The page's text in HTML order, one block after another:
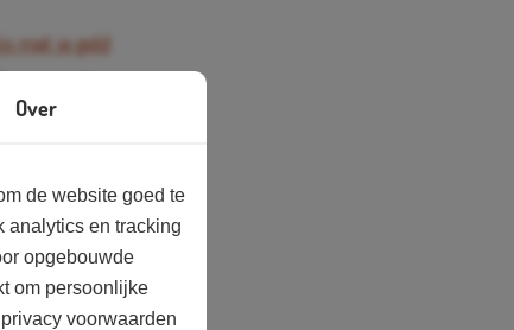
met je geld
pagina
Over
de website goed te
analytics en tracking
opgebouwde
om persoonlijke
voorwaarden